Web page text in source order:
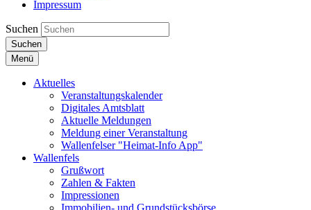
Impressum
Suchen
Suchen
Menü
Aktuelles
Veranstaltungskalender
Digitales Amtsblatt
Aktuelle Meldungen
Meldung einer Veranstaltung
Wallenfelser "Heimat-Info App"
Wallenfels
Grußwort
Zahlen & Fakten
Impressionen
Immobilien- und Grundstücksbörse